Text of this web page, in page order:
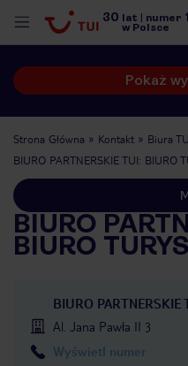
30 lat numer 1
w Polsce
Pokaż
Strona Główna Kontakt Biura
BIURO PARTNERSKIE TUI: BIURO
BIURO
BIURO
BIURO PARTNERSKIE
Al. Jana Pawła II 3
Wyświetl numer